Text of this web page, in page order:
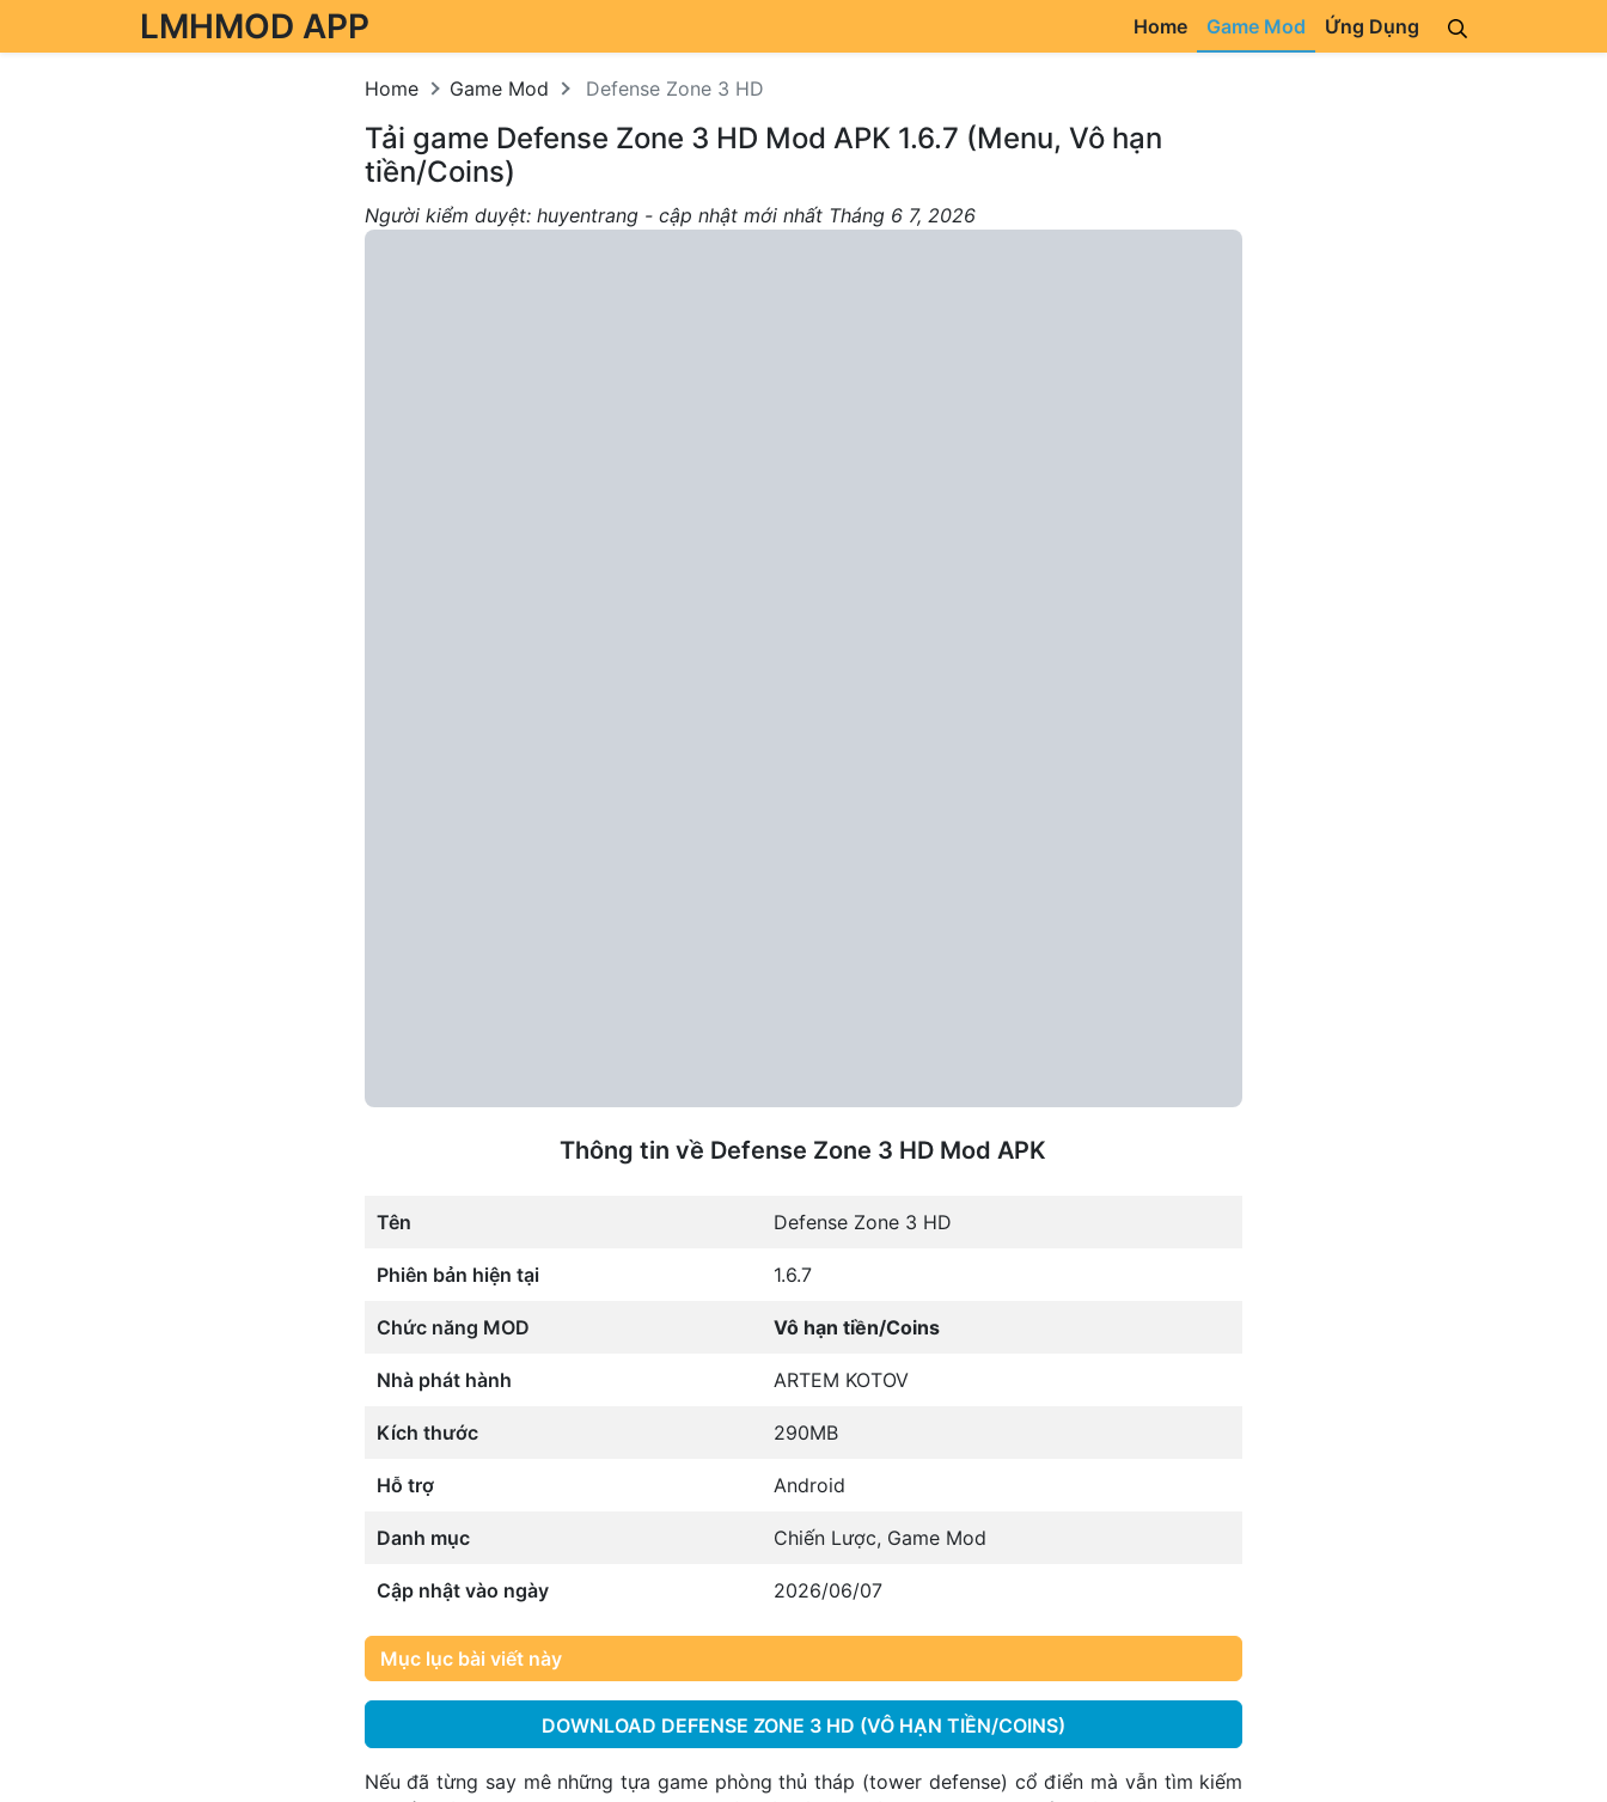
LMHMOD APP Home Game Mod Ứng Dụng
Home Game Mod Defense Zone 3 HD
Tải game Defense Zone 3 HD Mod APK 1.6.7 (Menu, Vô hạn
tiền/Coins)
Người kiểm duyệt: huyentrang - cập nhật mới nhất Tháng 6 7, 2026
Thông tin về Defense Zone 3 HD Mod APK
Tên Defense Zone 3 HD
Phiên bản hiện tại 1.6.7
Chức năng MOD Vô hạn tiền/Coins
Nhà phát hành ARTEM KOTOV
Kích thước 290MB
Hỗ trợ Android
Danh mục Chiến Lược, Game Mod
Cập nhật vào ngày 2026/06/07
Mục lục bài viết này
DOWNLOAD DEFENSE ZONE 3 HD (VÔ HẠN TIỀN/COINS)
Nếu đã từng say mê những tựa game phòng thủ tháp (tower defense) cổ điển mà vẫn tìm kiếm